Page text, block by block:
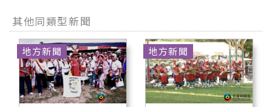
其他同類型新聞
地方新聞 地方新聞